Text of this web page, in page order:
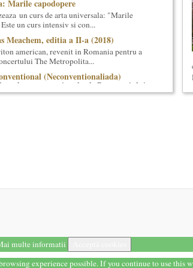
Marile capodopere
un curs de arta universala: "Marile
un curs intensiv si con...
Meachem, editia a II-a (2018)
american, revenit in Romania pentru a
The Metropolita...
(Neconventionaliada)
neconventionale ale Bucurestiului
(sau Neconventionaliada - nume
Str. Pitar Mos nr. ...
Lansarea cartii O bucatarie ca-n
Noul Cinema Romanes...
multe informatii
experience possible. If you continue to use